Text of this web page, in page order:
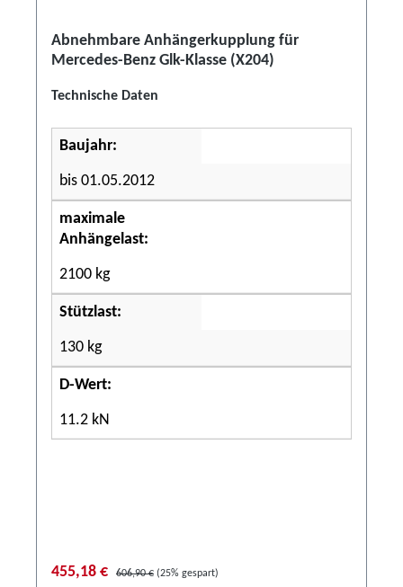
Abnehmbare Anhängerkupplung für
Mercedes-Benz Glk-Klasse (X204)
Technische Daten
Baujahr:
bis 01.05.2012
maximale
Anhängelast:
2100 kg
Stützlast:
130 kg
D-Wert:
11.2 kN
455,18 € 606,90 € (25% gespart)